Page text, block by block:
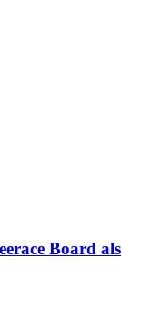
Board als